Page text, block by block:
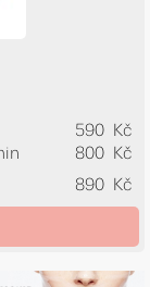
590 Kč
800 Kč
890 Kč